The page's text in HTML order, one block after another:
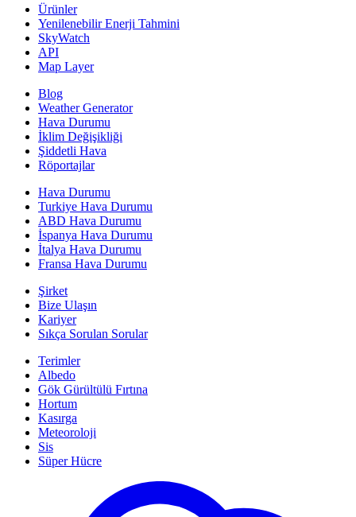
Ürünler
Yenilenebilir Enerji Tahmini
SkyWatch
API
Map Layer
Blog
Weather Generator
Hava Durumu
İklim Değişikliği
Şiddetli Hava
Röportajlar
Hava Durumu
Turkiye Hava Durumu
ABD Hava Durumu
İspanya Hava Durumu
İtalya Hava Durumu
Fransa Hava Durumu
Şirket
Bize Ulaşın
Kariyer
Sıkça Sorulan Sorular
Terimler
Albedo
Gök Gürültülü Fırtına
Hortum
Kasırga
Meteoroloji
Sis
Süper Hücre